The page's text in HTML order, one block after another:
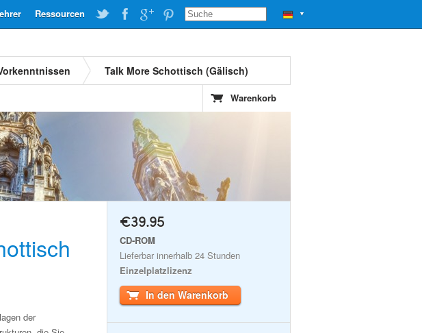
▼
Ressourcen
Talk More Schottisch (Gälisch)
Warenkorb
der
€39.95
CD-ROM
Lieferbar innerhalb 24 Stunden
Einzelplatzlizenz
In den Warenkorb